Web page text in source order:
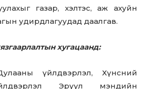
газар, хэлтэс, аж ахуйн
удирдлагуудад даалгав.
хугацаанд:
үйлдвэрлэл, Хүнсний
Эрүүл мэндийн